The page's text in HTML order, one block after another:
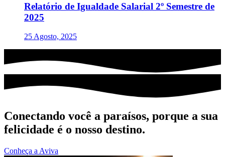
Relatório de Igualdade Salarial 2º Semestre de
2025
25 Agosto, 2025
Conectando você a paraísos, porque a sua
felicidade é o nosso destino.
Conheça a Aviva